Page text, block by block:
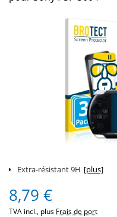
Extra-résistant 9H [plus]
8,79 €
TVA incl., plus Frais de port